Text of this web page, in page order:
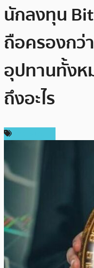
นักลงทุน
ถือครองกว่
อุปทานทั้งห
ถึงอะไร